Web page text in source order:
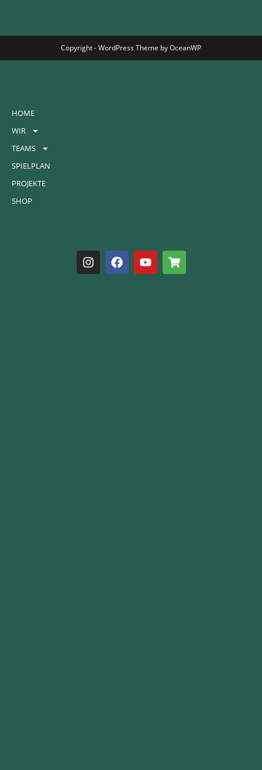
Copyright - WordPress Theme by OceanWP
HOME
WIR
TEAMS
SPIELPLAN
PROJEKTE
SHOP